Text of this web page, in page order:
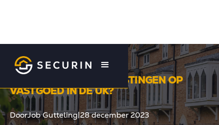
HOE ZIT HET MET BELASTINGEN OP
VASTGOED IN DE UK?
DoorJob Gutteling|28 december 2023